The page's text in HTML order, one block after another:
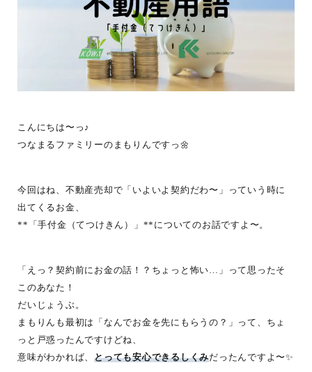
こんにちは〜っ♪
つなまるファミリーのまもりんですっ🌼
今回はね、不動産売却で「いよいよ契約だわ〜」っていう時に
出てくるお金、
**「手付金（てつけきん）」**についてのお話ですよ〜。
「えっ？契約前にお金の話！？ちょっと怖い…」って思ったそ
このあなた！
だいじょうぶ。
まもりんも最初は「なんでお金を先にもらうの？」って、ちょ
っと戸惑ったんですけどね、
意味がわかれば、 とっても安心できるしくみだったんですよ〜✨